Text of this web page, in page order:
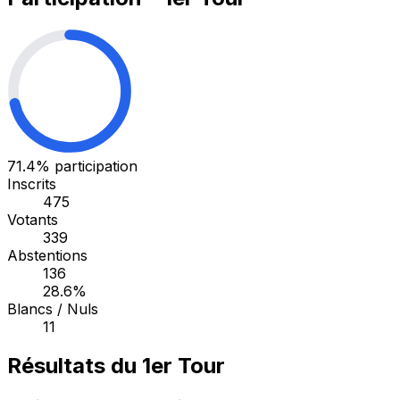
71.4% participation
Inscrits
475
Votants
339
Abstentions
136
28.6%
Blancs / Nuls
11
Résultats du 1er Tour